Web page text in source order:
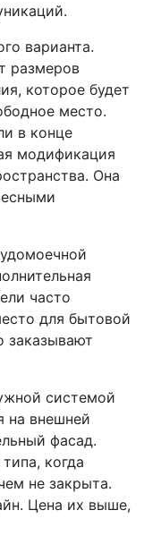
варианта.
размеров
которое будет
место.
в конце
модификация
Она
часто
для бытовой
заказывают
системой
на внешней
фасад.
когда
не закрыта.
Цена их выше,